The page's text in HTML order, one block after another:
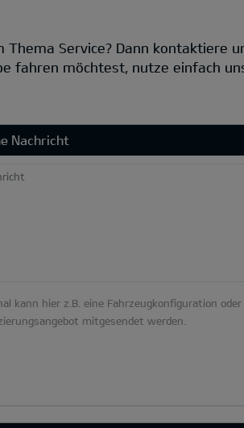
Service? Dann kontaktiere
fahren möchtest, nutze einfach
Nachricht
kann hier z.B. eine Fahrzeugkonfiguration oder
mitgesendet werden.